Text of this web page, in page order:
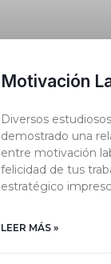
Motivación
Diversos
demostrado una
entre motivación
felicidad de tus
estratégico
LEER MÁS »